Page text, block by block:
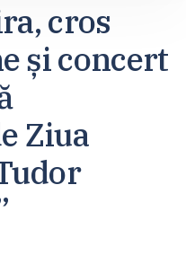
cros
și concert
Ziua